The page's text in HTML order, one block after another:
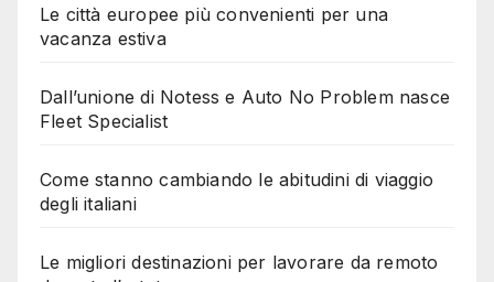
Le città europee più convenienti per una
vacanza estiva
Dall’unione di Notess e Auto No Problem nasce
Fleet Specialist
Come stanno cambiando le abitudini di viaggio
degli italiani
Le migliori destinazioni per lavorare da remoto